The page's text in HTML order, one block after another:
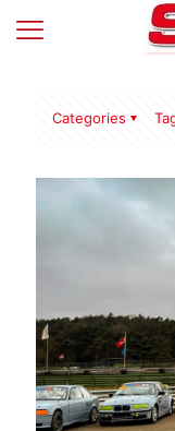
Categories